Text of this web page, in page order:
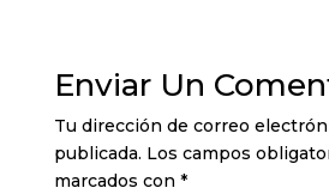
Enviar Un
Tu dirección de correo
publicada. Los campos
marcados con *